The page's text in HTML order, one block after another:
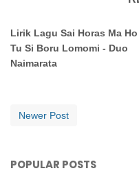
Lirik Lagu Sai Horas Ma Ho
Tu Si Boru Lomomi - Duo
Naimarata
Newer Post
POPULAR POSTS